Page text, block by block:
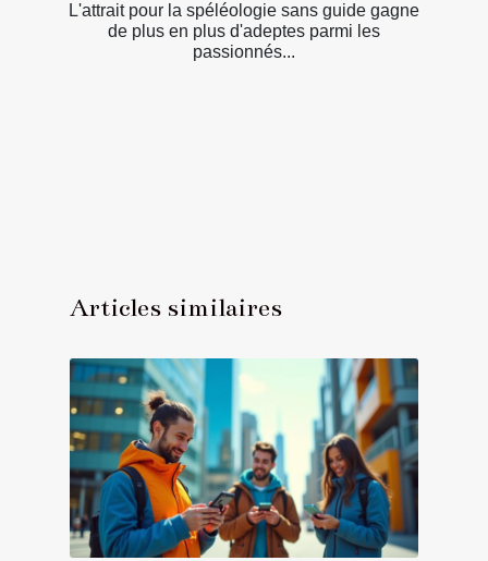
L'attrait pour la spéléologie sans guide gagne
de plus en plus d'adeptes parmi les
passionnés...
Articles similaires